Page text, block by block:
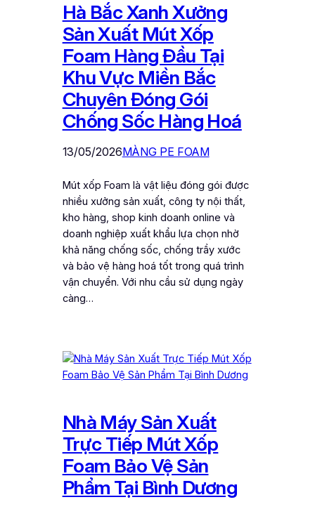
Hà Bắc Xanh Xưởng
Sản Xuất Mút Xốp
Foam Hàng Đầu Tại
Khu Vực Miền Bắc
Chuyên Đóng Gói
Chống Sốc Hàng Hoá
13/05/2026MÀNG PE FOAM
Mút xốp Foam là vật liệu đóng gói được
nhiều xưởng sản xuất, công ty nội thất,
kho hàng, shop kinh doanh online và
doanh nghiệp xuất khẩu lựa chọn nhờ
khả năng chống sốc, chống trầy xước
và bảo vệ hàng hoá tốt trong quá trình
vận chuyển. Với nhu cầu sử dụng ngày
càng…
Nhà Máy Sản Xuất
Trực Tiếp Mút Xốp
Foam Bảo Vệ Sản
Phẩm Tại Bình Dương